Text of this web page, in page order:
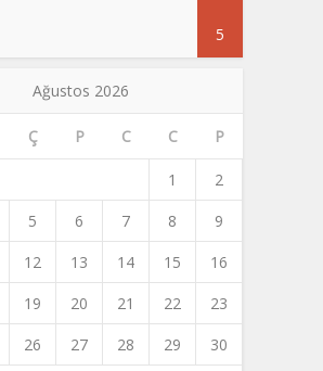
5
Ağustos 2026
Ç P C C P
1
2
5 6 7 8
9
12 13 14 15
16
19 20 21 22
23
26 27 28 29
30